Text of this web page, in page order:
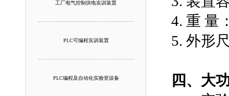
工厂电气控制供电实训装置
PLC可编程实训装置
PLC编程及自动化实验室设备
4. 重 量
5. 外形
四、大